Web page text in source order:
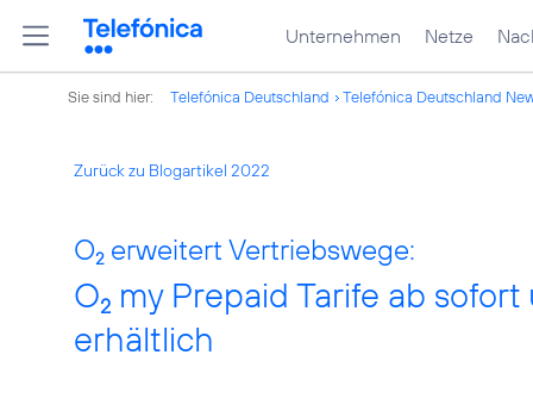
Unternehmen Netze
Sie sind hier: Telefónica Deutschland Telefónica Deutschland
Zurück zu Blogartikel 2022
O2 erweitert Vertriebswege:
O2 my Prepaid Tarife ab
erhältlich